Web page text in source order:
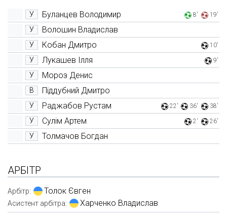
У Буланцев Володимир 8' 19'
У Волошин Владислав
У Кобан Дмитро 10'
У Лукашев Ілля 9'
У Мороз Денис
В Піддубний Дмитро
У Раджабов Рустам 22' 36' 38'
У Сулім Артем 2' 26'
У Толмачов Богдан
АРБІТР
Арбітр: Толок Євген
Асистент арбітра: Харченко Владислав